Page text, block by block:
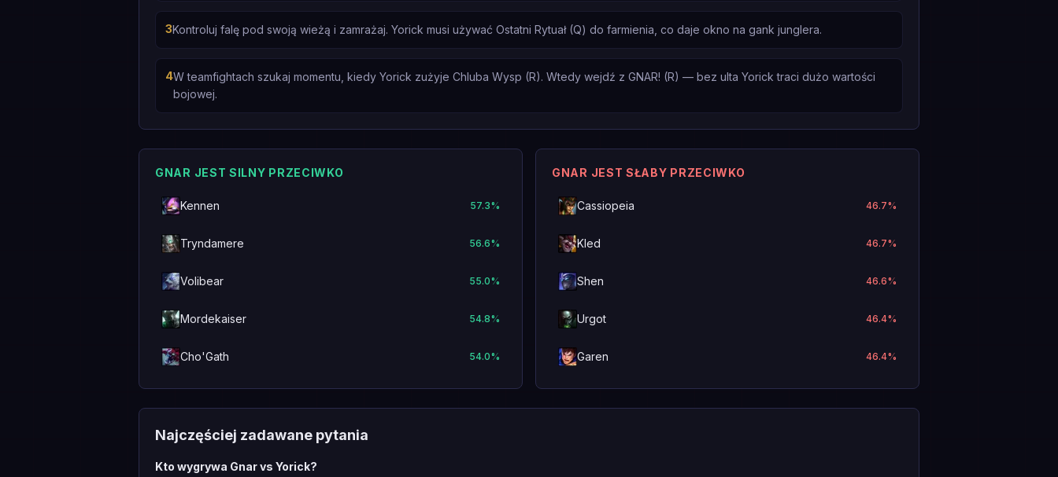
3Kontroluj falę pod swoją wieżą i zamrażaj. Yorick musi używać Ostatni Rytuał (Q) do farmienia, co daje okno na gank junglera.
4W teamfightach szukaj momentu, kiedy Yorick zużyje Chluba Wysp (R). Wtedy wejdź z GNAR! (R) — bez ulta Yorick traci dużo wartości
bojowej.
GNAR JEST SILNY PRZECIWKO
Kennen 57.3%
Tryndamere 56.6%
Volibear 55.0%
Mordekaiser 54.8%
Cho'Gath 54.0%
GNAR JEST SŁABY PRZECIWKO
Cassiopeia 46.7%
Kled 46.7%
Shen 46.6%
Urgot 46.4%
Garen 46.4%
Najczęściej zadawane pytania
Kto wygrywa Gnar vs Yorick?